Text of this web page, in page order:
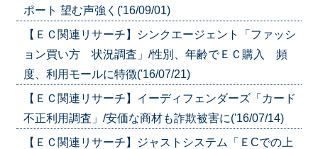
ポート 望む声強く('16/09/01)
【ＥＣ関連リサーチ】シンクエージェント「ファッシ
ョン買い方 状況調査」/性別、年齢でＥＣ購入 頻
度、利用モールに特徴('16/07/21)
【ＥＣ関連リサーチ】イーディフェンダーズ「カード
不正利用調査」/安価な商材も詐欺被害に('16/07/14)
【ＥＣ関連リサーチ】ジャストシステム「ＥCでの上